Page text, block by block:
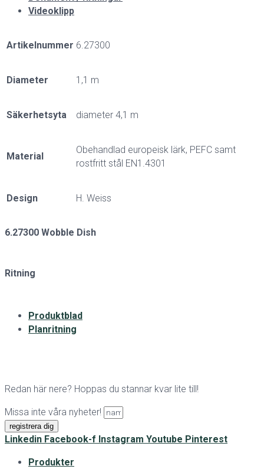
Videoklipp
Artikelnummer 6.27300
Diameter 1,1 m
Säkerhetsyta diameter 4,1 m
Material
Obehandlad europeisk lärk, PEFC samt
rostfritt stål EN1.4301
Design H. Weiss
6.27300 Wobble Dish
Ritning
Produktblad
Planritning
Redan här nere? Hoppas du stannar kvar lite till!
Missa inte våra nyheter!
registrera dig
Linkedin Facebook-f Instagram Youtube Pinterest
Produkter